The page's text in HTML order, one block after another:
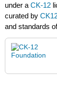
under aCK-12
curated by
and standards